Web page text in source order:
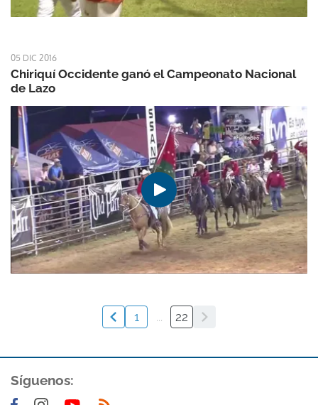
05 DIC 2016
Chiriquí Occidente ganó el Campeonato Nacional
de Lazo
1 ... 22
Síguenos: